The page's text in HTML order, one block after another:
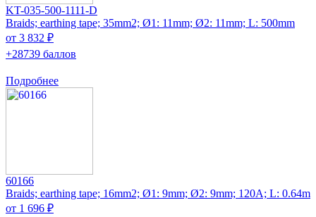
KT-035-500-1111-D
Braids; earthing tape; 35mm2; Ø1: 11mm; Ø2: 11mm; L: 500mm
от 3 832 ₽
+28739 баллов
Подробнее
60166
Braids; earthing tape; 16mm2; Ø1: 9mm; Ø2: 9mm; 120A; L: 0.64m
от 1 696 ₽